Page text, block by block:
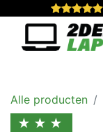
Alle producten
★★★